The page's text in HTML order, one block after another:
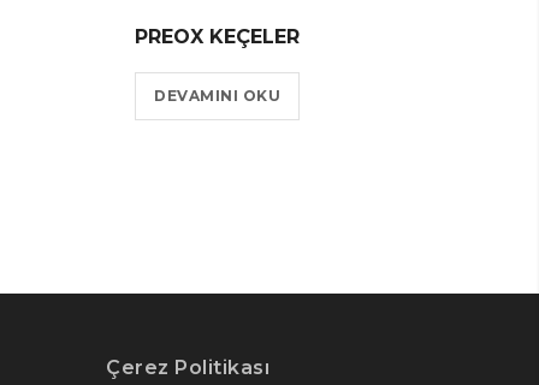
PREOX KEÇELER
DEVAMINI OKU
Çerez Politikası